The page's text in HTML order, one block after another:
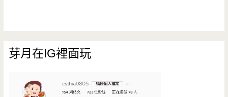
芽月在IG裡面玩